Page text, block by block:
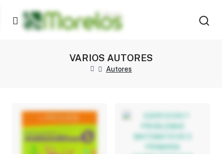
VARIOS AUTORES
Autores